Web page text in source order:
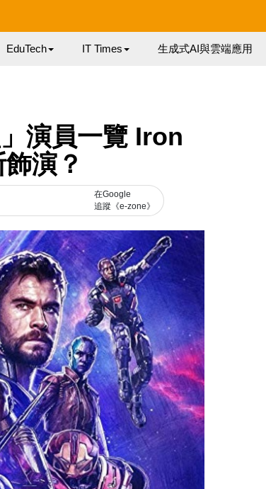
EduTech IT Times 生成式AI與雲端應用
演員一覽 Iron
演？
在Google
追蹤《e-zone》